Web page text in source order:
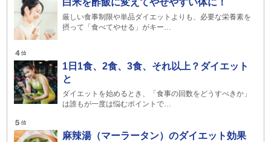
白米を酢飯に変えてやせやすい体に！
厳しい食事制限や単品ダイエットよりも、必要な栄養素を
摂って「食べてやせる」がキー…
1日1食、2食、3食、それ以上？ダイエット
と
ダイエットを始めるとき、「食事の回数をどうすべきか」
は誰もが一度は悩むポイントで…
麻辣湯（マーラータン）のダイエット効果